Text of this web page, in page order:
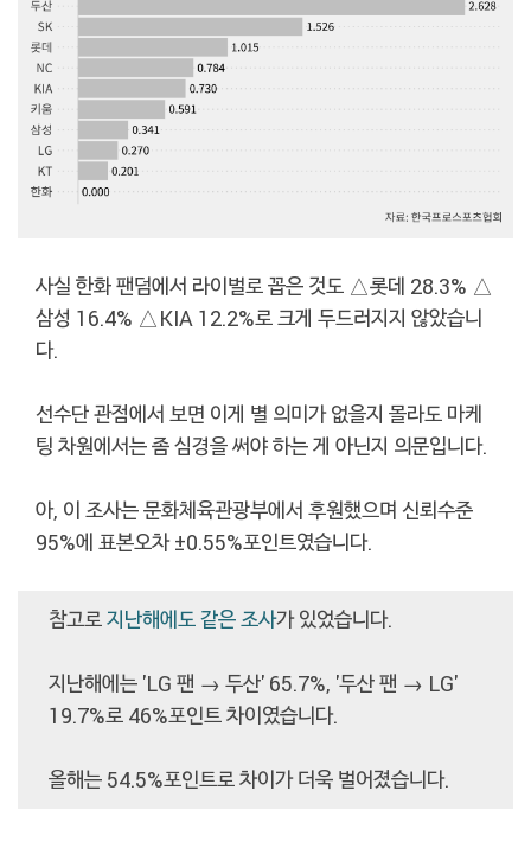
사실 한화 팬덤에서 라이벌로 꼽은 것도 △롯데 28.3% △
삼성 16.4% △KIA 12.2%로 크게 두드러지지 않았습니
다.
선수단 관점에서 보면 이게 별 의미가 없을지 몰라도 마케
팅 차원에서는 좀 심경을 써야 하는 게 아닌지 의문입니다.
아, 이 조사는 문화체육관광부에서 후원했으며 신뢰수준
95%에 표본오차 ±0.55%포인트였습니다.
참고로지난해에도 같은 조사가 있었습니다.
지난해에는 'LG 팬 → 두산' 65.7%, '두산 팬 → LG'
19.7%로 46%포인트 차이였습니다.
올해는 54.5%포인트로 차이가 더욱 벌어졌습니다.